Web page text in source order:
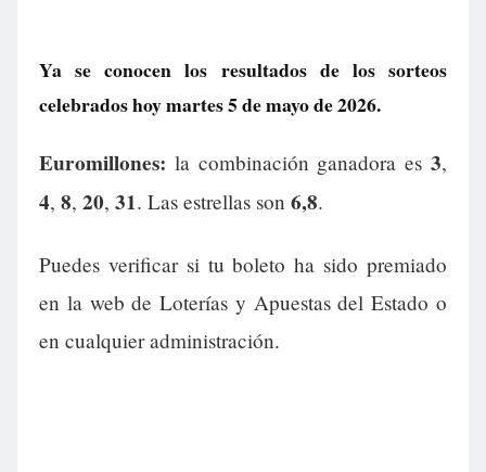
Ya se conocen los resultados de los sorteos
celebrados hoy martes 5 de mayo de 2026.
Euromillones: la combinación ganadora es 3,
4, 8, 20, 31. Las estrellas son 6,8.
Puedes verificar si tu boleto ha sido premiado
en la web de Loterías y Apuestas del Estado o
en cualquier administración.